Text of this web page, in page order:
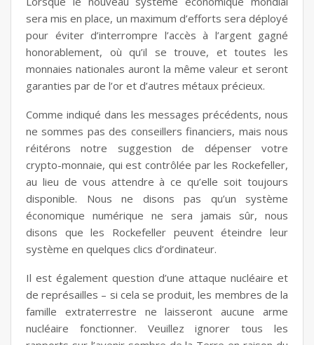
sera mis en place, un maximum d’efforts sera déployé
pour éviter d’interrompre l’accès à l’argent gagné
honorablement, où qu’il se trouve, et toutes les
monnaies nationales auront la même valeur et seront
garanties par de l’or et d’autres métaux précieux.
Comme indiqué dans les messages précédents, nous
ne sommes pas des conseillers financiers, mais nous
réitérons notre suggestion de dépenser votre
crypto-monnaie, qui est contrôlée par les Rockefeller,
au lieu de vous attendre à ce qu’elle soit toujours
disponible. Nous ne disons pas qu’un système
économique numérique ne sera jamais sûr, nous
disons que les Rockefeller peuvent éteindre leur
système en quelques clics d’ordinateur.
Il est également question d’une attaque nucléaire et
de représailles – si cela se produit, les membres de la
famille extraterrestre ne laisseront aucune arme
nucléaire fonctionner. Veuillez ignorer tous les